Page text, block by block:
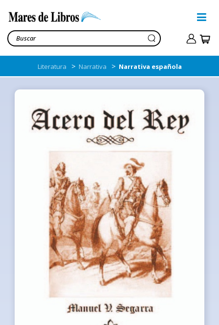
Literatura > Narrativa > Narrativa española